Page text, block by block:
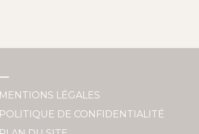
MENTIONS LÉGALES
POLITIQUE DE CONFIDENTIALITÉ